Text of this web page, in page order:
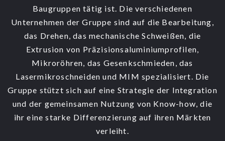
Baugruppen tätig ist. Die verschiedenen
Unternehmen der Gruppe sind auf die Bearbeitung,
das Drehen, das mechanische Schweißen, die
Extrusion von Präzisionsaluminiumprofilen,
Mikroröhren, das Gesenkschmieden, das
Lasermikroschneiden und MIM spezialisiert. Die
Gruppe stützt sich auf eine Strategie der Integration
und der gemeinsamen Nutzung von Know-how, die
ihr eine starke Differenzierung auf ihren Märkten
verleiht.